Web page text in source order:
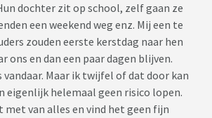
dochter zit op school, zelf gaan ze
een weekend weg enz. Mij een te
zouden eerste kerstdag naar hen
ons en dan een paar dagen blijven.
vandaar. Maar ik twijfel of dat door kan
eigenlijk helemaal geen risico lopen.
met van alles en vind het geen fijn